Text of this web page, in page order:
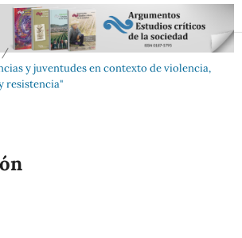
/
y juventudes en contexto de violencia,
resistencia"